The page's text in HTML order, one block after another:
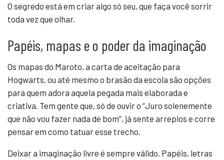
O segredo está em criar algo só seu, que faça você sorrir
toda vez que olhar.
Papéis, mapas e o poder da imaginação
Os mapas do Maroto, a carta de aceitação para
Hogwarts, ou até mesmo o brasão da escola são opções
para quem adora aquela pegada mais elaborada e
criativa. Tem gente que, só de ouvir o “Juro solenemente
que não vou fazer nada de bom”, já sente arrepios e corre
pensar em como tatuar esse trecho.
Deixar a imaginação livre é sempre válido. Papéis, letras